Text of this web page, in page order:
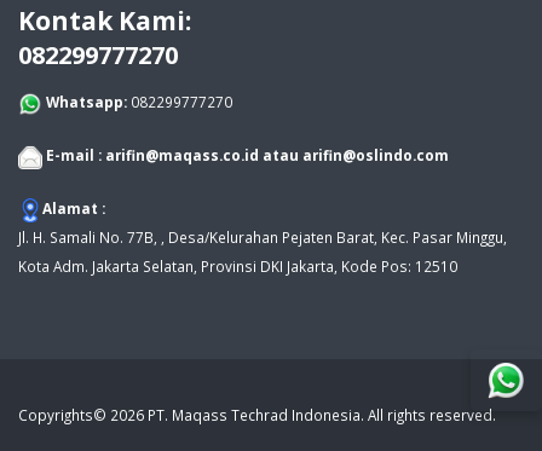
Kontak Kami:
082299777270
Whatsapp: 082299777270
E-mail : arifin@maqass.co.id atau arifin@oslindo.com
Alamat :
Jl. H. Samali No. 77B, , Desa/Kelurahan Pejaten Barat, Kec. Pasar Minggu,
Kota Adm. Jakarta Selatan, Provinsi DKI Jakarta, Kode Pos: 12510
Copyrights© 2026 PT. Maqass Techrad Indonesia. All rights reserved.